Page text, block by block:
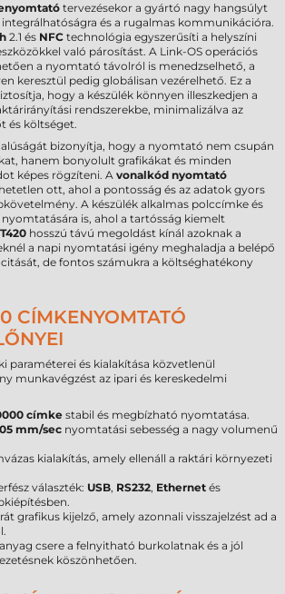
tervezésekor a gyártó nagy hangsúlyt
és a rugalmas kommunikációra.
2.1 és NFC technológia egyszerűsíti a helyszíni
való párosítást. A Link-OS operációs
a nyomtató távolról is menedzselhető, a
keresztül pedig globálisan vezérelhető. Ez a
hogy a készülék könnyen illeszkedjen a
rendszerekbe, minimalizálva az
és költséget.
bizonyítja, hogy a nyomtató nem csupán
hanem bonyolult grafikákat és minden
képes rögzíteni. A vonalkód nyomtató
ott, ahol a pontosság és az adatok gyors
A készülék alkalmas polccímke és
is, ahol a tartósság kiemelt
hosszú távú megoldást kínál azoknak a
a napi nyomtatási igény meghaladja a belépő
de fontos számukra a költséghatékony
CÍMKENYOMTATÓ
paraméterei és kialakítása közvetlenül
munkavégzést az ipari és kereskedelmi
címke stabil és megbízható nyomtatása.
mm/sec nyomtatási sebesség a nagy volumenű
kialakítás, amely ellenáll a raktári környezeti
választék: USB, RS232, Ethernet és
grafikus kijelző, amely azonnali visszajelzést ad a
csere a felnyitható burkolatnak és a jól
köszönhetően.